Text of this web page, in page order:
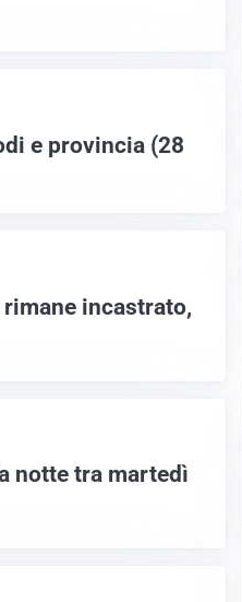
e provincia (28
rimane incastrato,
notte tra martedì